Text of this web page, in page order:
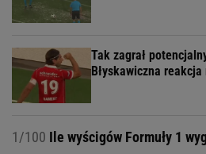
Tak zagrał
Błyskawiczna
1/100 Ile wyścigów Formuły 1